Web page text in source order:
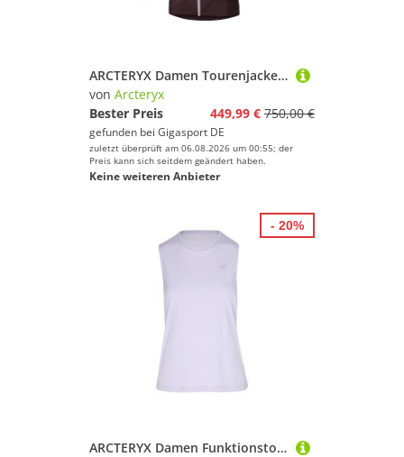
ARCTERYX Damen Tourenjacke Nita Shell GTX Hoodie beere | L
von Arcteryx
Bester Preis
449,99 € 750,00 €
gefunden bei Gigasport DE
zuletzt überprüft am 06.08.2026 um 00:55; der
Preis kann sich seitdem geändert haben.
Keine weiteren Anbieter
ARCTERYX Damen Funktionstop Norvan lila | XS
- 20%